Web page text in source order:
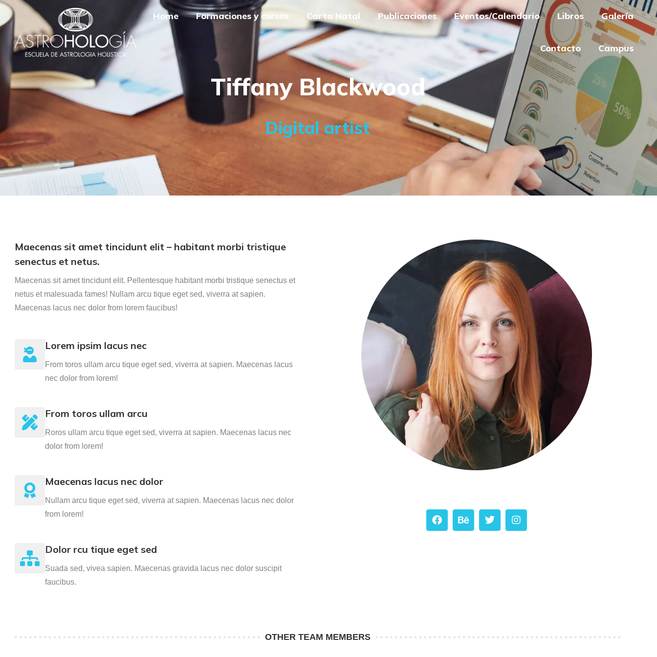
Home Formaciones y cursos Carta Natal Publicaciones Eventos/Calendario Libros Galería
Contacto Campus
Tiffany Blackwood
Digital artist
Maecenas sit amet tincidunt elit – habitant morbi tristique
senectus et netus.
Maecenas sit amet tincidunt elit. Pellentesque habitant morbi tristique senectus et
netus et malesuada fames! Nullam arcu tique eget sed, viverra at sapien.
Maecenas lacus nec dolor from lorem faucibus!
Lorem ipsim lacus nec
From toros ullam arcu tique eget sed, viverra at sapien. Maecenas lacus
nec dolor from lorem!
From toros ullam arcu
Roros ullam arcu tique eget sed, viverra at sapien. Maecenas lacus nec
dolor from lorem!
Maecenas lacus nec dolor
Nullam arcu tique eget sed, viverra at sapien. Maecenas lacus nec dolor
from lorem!
Dolor rcu tique eget sed
Suada sed, vivea sapien. Maecenas gravida lacus nec dolor suscipit
faucibus.
OTHER TEAM MEMBERS